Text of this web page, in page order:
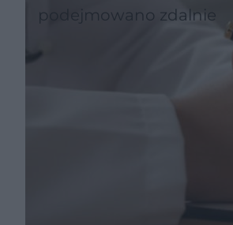
podejmowano zdalnie